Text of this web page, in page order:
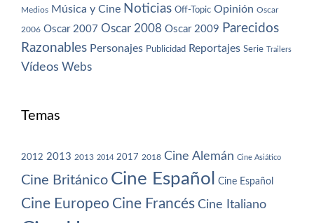
Medios Música y Cine Noticias Off-Topic Opinión Oscar
2006 Oscar 2007 Oscar 2008 Oscar 2009 Parecidos
Razonables Personajes Publicidad Reportajes Serie Trailers
Vídeos Webs
Temas
2012 2013 2013 2014 2017 2018 Cine Alemán Cine Asiático
Cine Británico Cine Español Cine Español
Cine Europeo Cine Francés Cine Italiano